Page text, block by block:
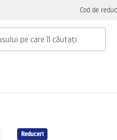
Cod de
Reduceri